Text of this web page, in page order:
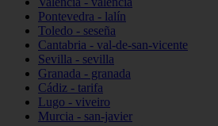
Pontevedra - lalín
Toledo - seseña
Cantabria - val-de-san-vicente
Sevilla - sevilla
Granada - granada
Cádiz - tarifa
Lugo - viveiro
Murcia - san-javier